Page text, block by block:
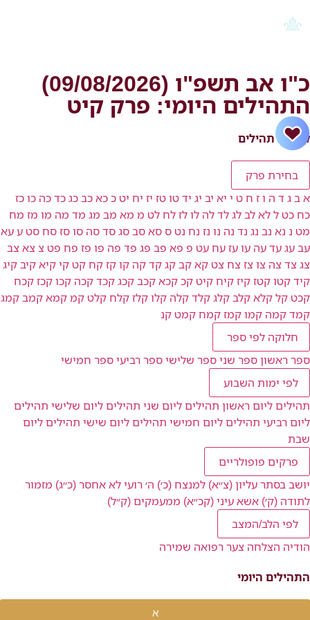
כ"ו אב תשפ"ו (09/08/2026)
התהילים היומי: פרק קיט
קריאת תהילים
בחירת פרק
אבג ד ה וז חט י יא יב יג ידטוטז יז יח יט ככאכבכגכדכה כוכז
כחכט ללאלבלגלדלה לולזלחלט מ מא מב מג מד מה מו מז מח
מט נ נא נב נג נד נה נו נז נח נט ססאסבסגסדסה סוסזסחסט ע עא
עבעגעדעה עועזעחעט פ פא פב פג פד פה פו פז פח פט צ צא צב
צג צד צה צו צז צח צט קאקבקגקדקה קוקזקחקט קיקיאקיבקיג
קידקטוקטזקיזקיחקיט קכקכאקכבקכגקכדקכה קכוקכזקכח
קכט קלקלאקלבקלגקלדקלה קלוקלזקלחקלט קמ קמאקמבקמג
קמדקמה קמוקמזקמחקמט קנ
חלוקה לפי ספר
ספר ראשוןספר שניספר שלישיספר רביעיספר חמישי
לפי ימות השבוע
תהילים ליום ראשון תהילים ליום שני תהילים ליום שלישי תהילים
ליום רביעי תהילים ליום חמישי תהילים ליום שישי תהילים ליום
שבת
פרקים פופולריים
יושב בסתר עליון (צ״א) למנצח (כ׳) ה׳ רועי לא אחסר (כ״ג) מזמור
לתודה (ק׳) אשא עיני (קכ״א) ממעמקים (ק״ל)
לפי הלב/המצב
הודיה הצלחה צעררפואה שמירה
התהילים היומי
א